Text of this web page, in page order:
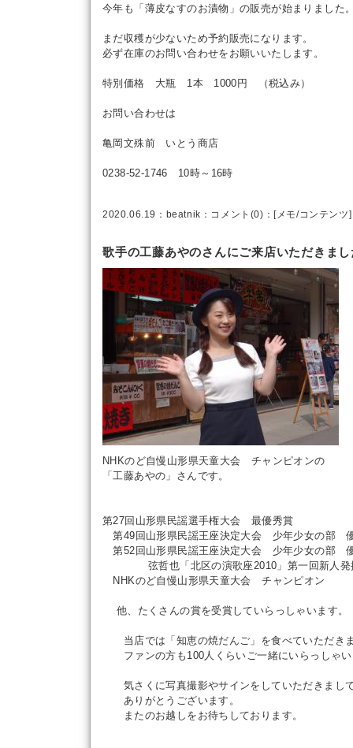
今年も「薄皮なすのお漬物」の販売が始まりました
まだ収穫が少ないため予約販売になります。
必ず在庫のお問い合わせをお願いいたします。
特別価格 大瓶 1本 1000円 （税込み）
お問い合わせは
亀岡文殊前 いとう商店
0238-52-1746 10時～16時
2020.06.19： beatnik ： コメント(0) ：[メモ/コンテンツ]
歌手の工藤あやのさんにご来店いただきまし
NHKのど自慢山形県天童大会 チャンピオンの
「工藤あやの」さんです。
第27回山形県民謡選手権大会 最優秀賞
第49回山形県民謡王座決定大会 少年少女の部
第52回山形県民謡王座決定大会 少年少女の部
弦哲也「北区の演歌座2010」第一回新人発
NHKのど自慢山形県天童大会 チャンピオン
他、たくさんの賞を受賞していらっしゃいます。
当店では「知恵の焼だんご」を食べていただき
ファンの方も100人くらいご一緒にいらっしゃい
気さくに写真撮影やサインをしていただきまし
ありがとうございます。
またのお越しをお待ちしております。